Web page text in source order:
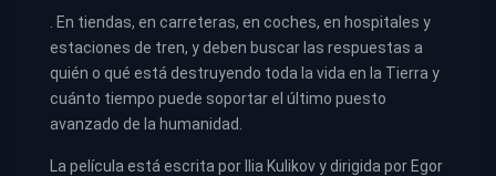
. En tiendas, en carreteras, en coches, en hospitales y
estaciones de tren, y deben buscar las respuestas a
quién o qué está destruyendo toda la vida en la Tierra y
cuánto tiempo puede soportar el último puesto
avanzado de la humanidad.
La película está escrita por Ilia Kulikov y dirigida por Egor